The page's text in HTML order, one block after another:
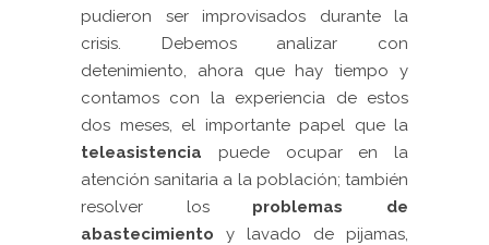
pudieron ser improvisados durante la
crisis. Debemos analizar con
detenimiento, ahora que hay tiempo y
contamos con la experiencia de estos
dos meses, el importante papel que la
teleasistencia puede ocupar en la
atención sanitaria a la población; también
resolver los problemas de
abastecimiento y lavado de pijamas,